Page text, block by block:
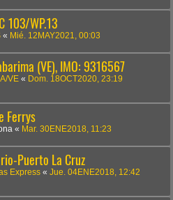
103/WP.13
« Mié. 12MAY2021, 00:03
(VE), IMO: 9316567
VE « Dom. 18OCT2020, 23:19
Ferrys
« Mar. 30ENE2018, 11:23
Puerto La Cruz
Express « Jue. 04ENE2018, 12:42